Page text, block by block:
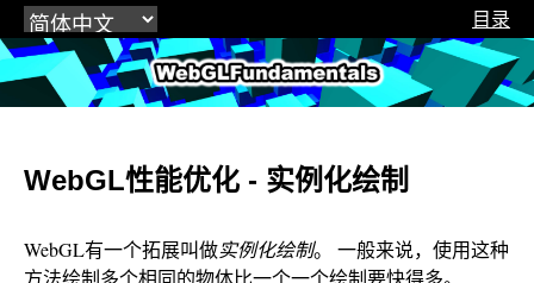
目录
WebGLFundamentals.org
WebGL性能优化 - 实例化绘制
WebGL有一个拓展叫做实例化绘制。 一般来说，使用这种
方法绘制多个相同的物体比一个一个绘制要快得多。